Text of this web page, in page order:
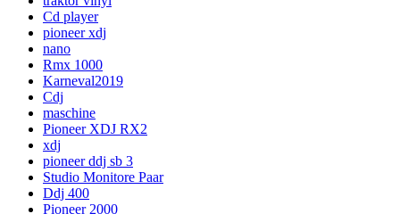
Cd player
pioneer xdj
nano
Rmx 1000
Karneval2019
Cdj
maschine
Pioneer XDJ RX2
xdj
pioneer ddj sb 3
Studio Monitore Paar
Ddj 400
Pioneer 2000